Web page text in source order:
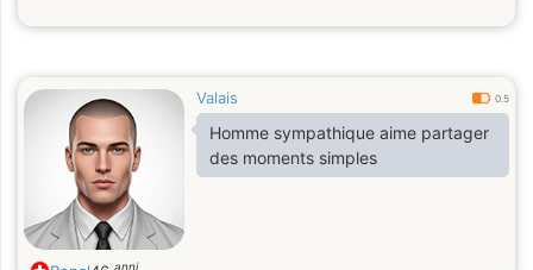
Valais 0.5
Homme sympathique aime partager
des moments simples
anni